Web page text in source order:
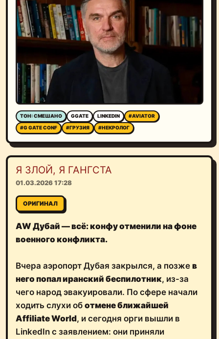
ТОН: СМЕШАНО GGATE LINKEDIN
#AVIATOR
#G GATE CONF
#ГРУЗИЯ #НЕКРОЛОГ
Я ЗЛОЙ, Я ГАНГСТА
01.03.2026 17:28
ОРИГИНАЛ
AW Дубай — всё: конфу отменили на фоне
военного конфликта.
Вчера аэропорт Дубая закрылся, а позже в
него попал иранский беспилотник, из-за
чего народ эвакуировали. По сфере начали
ходить слухи об отмене ближайшей
Affiliate World, и сегодня орги вышли в
LinkedIn с заявлением: они приняли